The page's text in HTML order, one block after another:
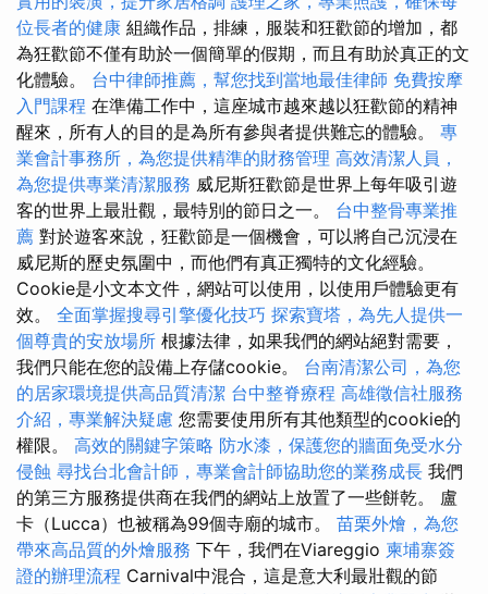
位長者的健康 組織作品，排練，服裝和狂歡節的增加，都
為狂歡節不僅有助於一個簡單的假期，而且有助於真正的文
化體驗。 台中律師推薦，幫您找到當地最佳律師 免費按摩
入門課程 在準備工作中，這座城市越來越以狂歡節的精神
醒來，所有人的目的是為所有參與者提供難忘的體驗。 專
業會計事務所，為您提供精準的財務管理 高效清潔人員，
為您提供專業清潔服務 威尼斯狂歡節是世界上每年吸引遊
客的世界上最壯觀，最特別的節日之一。 台中整骨專業推
薦 對於遊客來說，狂歡節是一個機會，可以將自己沉浸在
威尼斯的歷史氛圍中，而他們有真正獨特的文化經驗。
Cookie是小文本文件，網站可以使用，以使用戶體驗更有
效。 全面掌握搜尋引擎優化技巧 探索寶塔，為先人提供一
個尊貴的安放場所 根據法律，如果我們的網站絕對需要，
我們只能在您的設備上存儲cookie。 台南清潔公司，為您
的居家環境提供高品質清潔 台中整脊療程 高雄徵信社服務
介紹，專業解決疑慮 您需要使用所有其他類型的cookie的
權限。 高效的關鍵字策略 防水漆，保護您的牆面免受水分
侵蝕 尋找台北會計師，專業會計師協助您的業務成長 我們
的第三方服務提供商在我們的網站上放置了一些餅乾。 盧
卡（Lucca）也被稱為99個寺廟的城市。 苗栗外燴，為您
帶來高品質的外燴服務 下午，我們在Viareggio 柬埔寨簽
證的辦理流程 Carnival中混合，這是意大利最壯觀的節